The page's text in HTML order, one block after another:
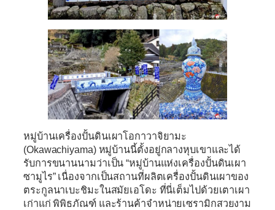
หมู่บ้านเครื่องปั้นดินเผาโอกาวาจิยามะ
(Okawachiyama)หมู่บ้านนี้ตั้งอยู่กลางหุบเขาและได้
รับการขนานนามว่าเป็น “หมู่บ้านแห่งเครื่องปั้นดินเผา
ซามูไร” เนื่องจากเป็นสถานที่ผลิตเครื่องปั้นดินเผาของ
ตระกูลนาเบะชิมะในสมัยเอโดะ ที่นี่เต็มไปด้วยเตาเผา
เก่าแก่ พิพิธภัณฑ์ และร้านค้าจำหน่ายเซรามิกสวยงาม